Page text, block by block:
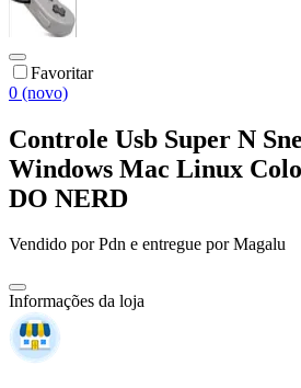
Favoritar
0 (novo)
Controle Usb Super N
Windows Mac Linux
DO NERD
Vendido porPdn e entregue por Magalu
Informações da loja